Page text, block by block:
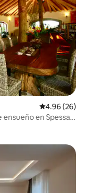
Calificación
4.96 (26)
ensueño en Spessart